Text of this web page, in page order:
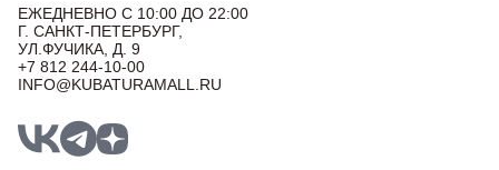
ЕЖЕДНЕВНО С 10:00 ДО 22:00
Г. САНКТ-ПЕТЕРБУРГ,
УЛ.ФУЧИКА, Д. 9
+7 812 244-10-00
INFO@KUBATURAMALL.RU